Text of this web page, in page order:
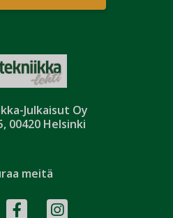
Julkaisut Oy
00420 Helsinki
meitä